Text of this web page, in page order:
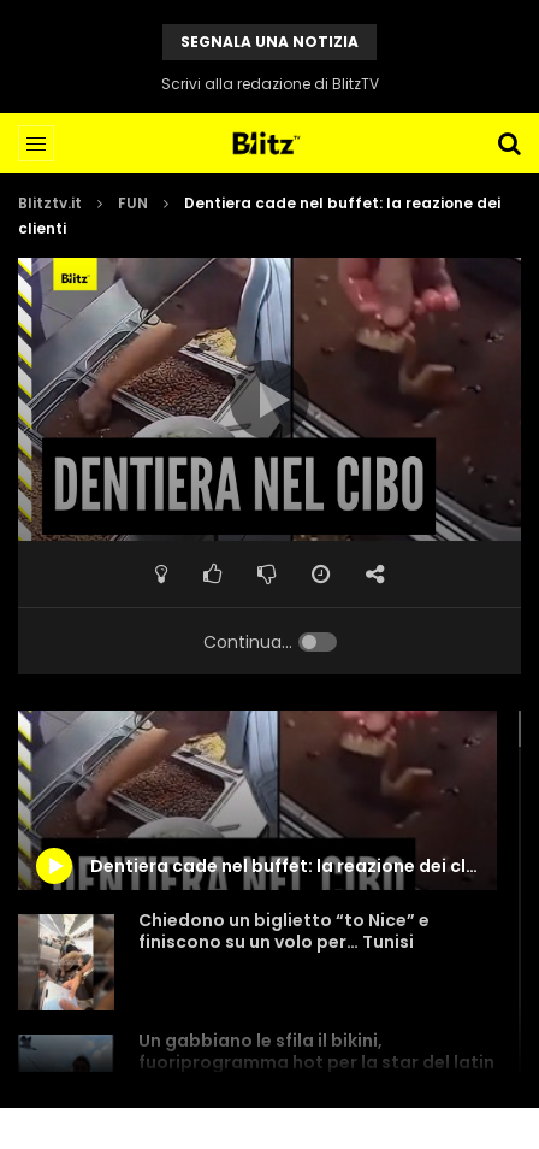
SEGNALA UNA NOTIZIA
Scrivi alla redazione di BlitzTV
Blitztv.it FUN
Dentiera cade nel buffet: la reazione dei
clienti
Continua...
Dentiera cade nel buffet: la reazione dei clienti
Chiedono un biglietto “to Nice” e
finiscono su un volo per… Tunisi
Un gabbiano le sfila il bikini,
fuoriprogramma hot per la star del latin